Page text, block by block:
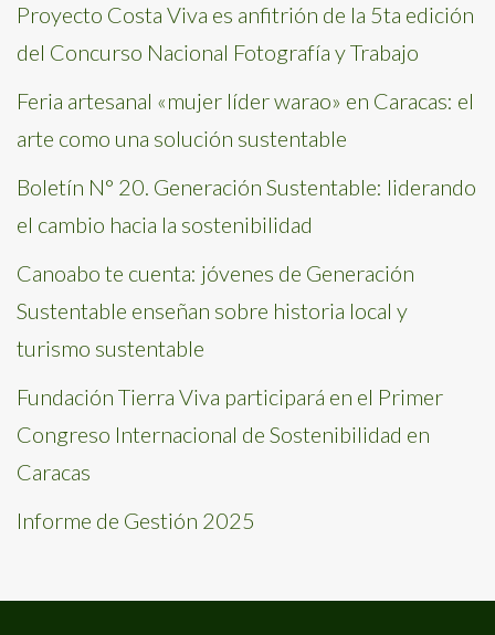
Proyecto Costa Viva es anfitrión de la 5ta edición
del Concurso Nacional Fotografía y Trabajo
Feria artesanal «mujer líder warao» en Caracas: el
arte como una solución sustentable
Boletín N° 20. Generación Sustentable: liderando
el cambio hacia la sostenibilidad
Canoabo te cuenta: jóvenes de Generación
Sustentable enseñan sobre historia local y
turismo sustentable
Fundación Tierra Viva participará en el Primer
Congreso Internacional de Sostenibilidad en
Caracas
Informe de Gestión 2025